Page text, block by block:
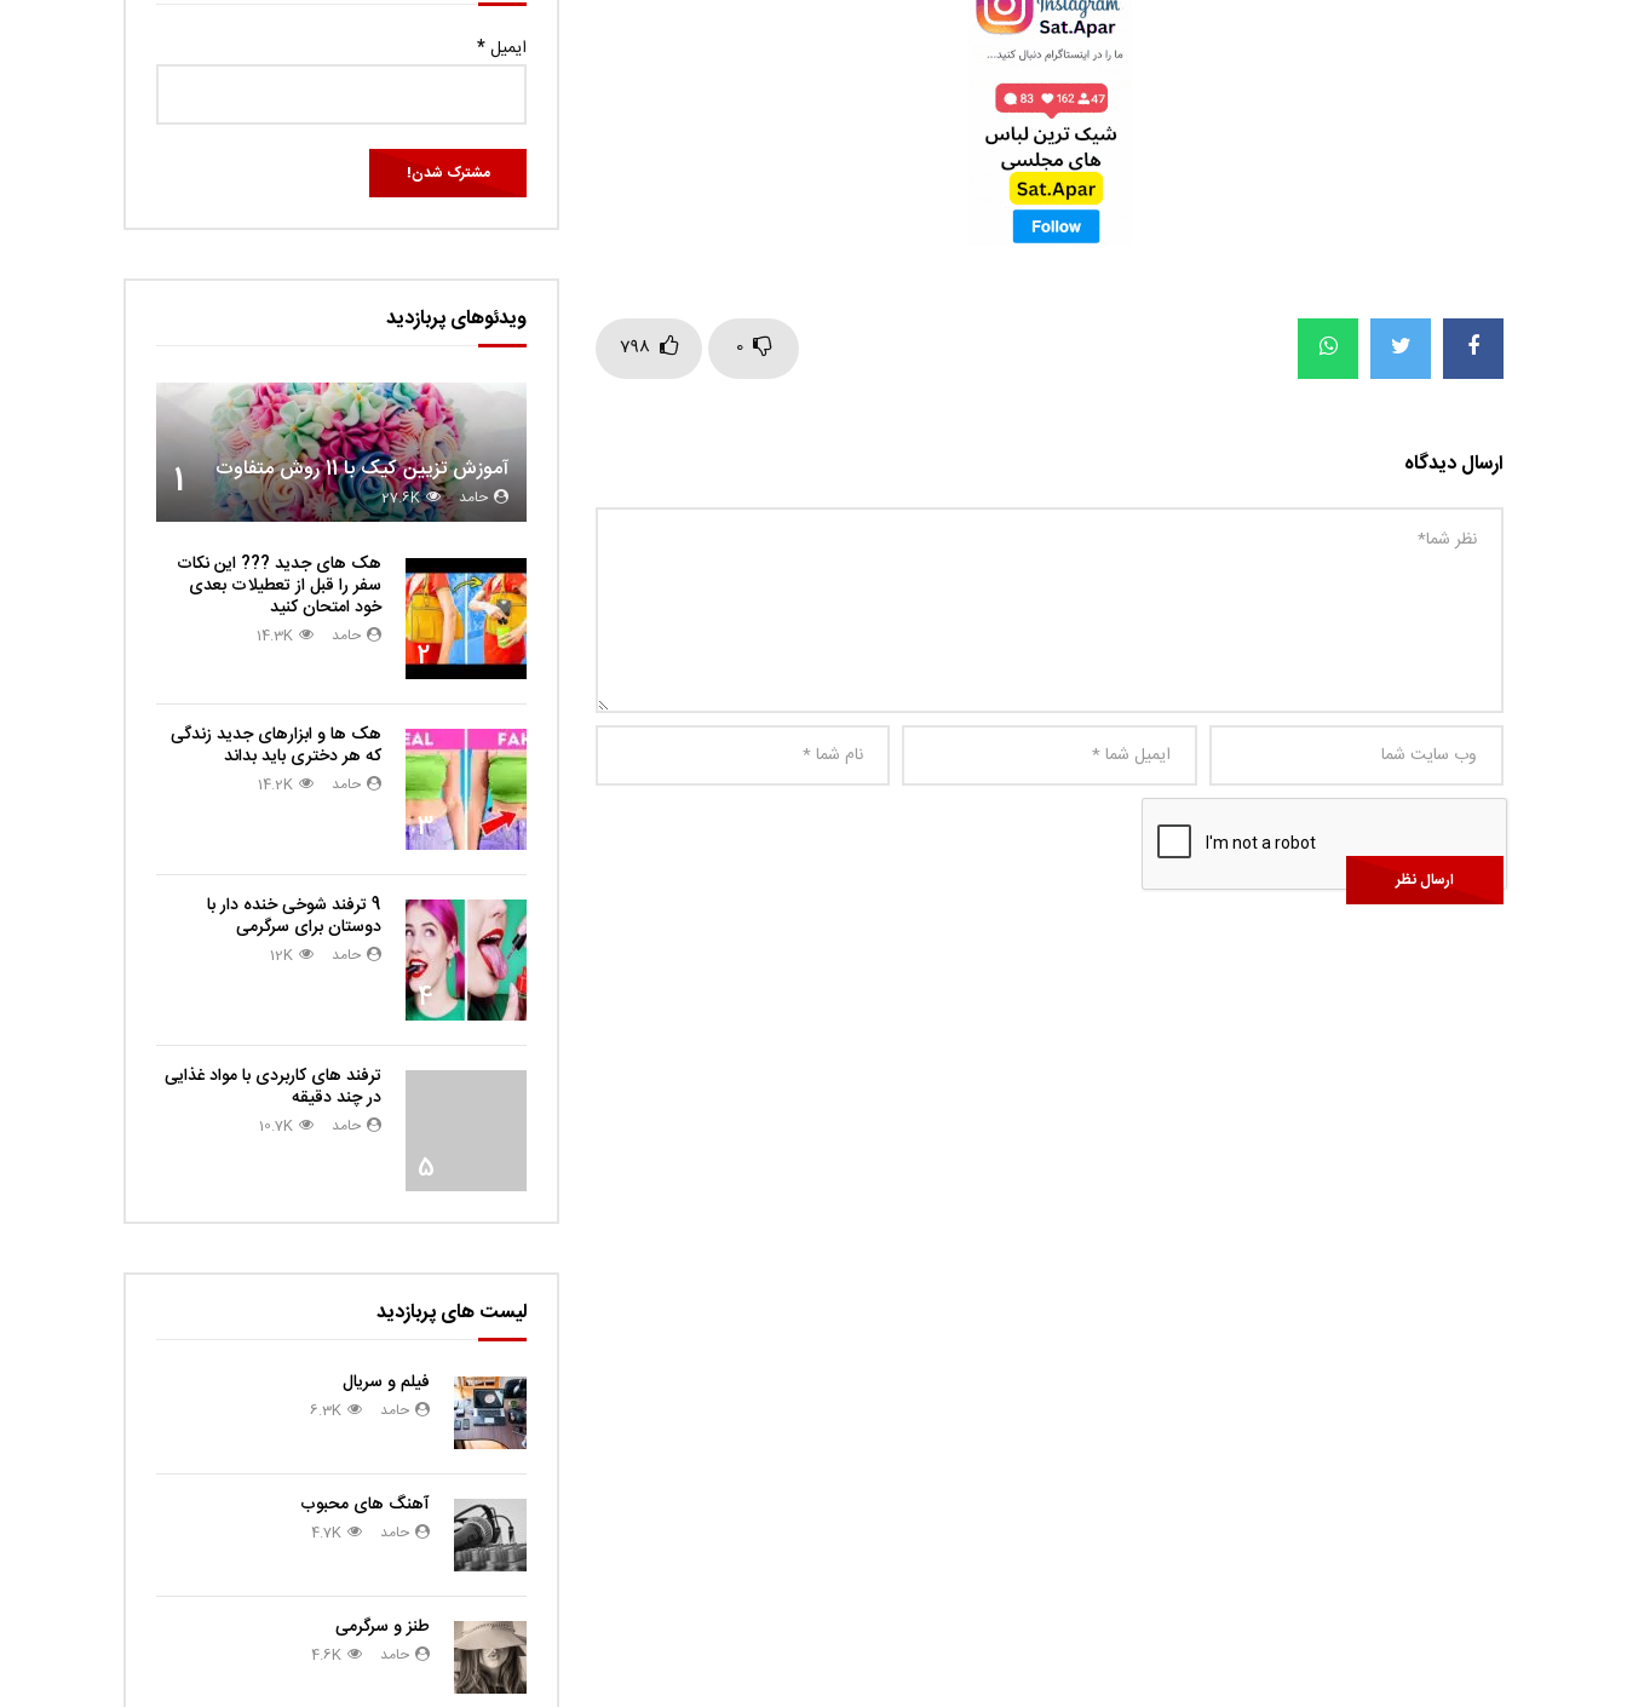
798 0
ارسال دیدگاه
ایمیل*
ویدئوهای پربازدید
1 آموزش تزیین کیک با 11 روش متفاوت
حامد 27.6K
2
هک های جدید ??️? این نکات
سفر را قبل از تعطیلات بعدی
خود امتحان کنید
حامد 14.3K
3
هک ها و ابزارهای جدید زندگی
که هر دختری باید بداند
حامد 14.2K
4
9 ترفند شوخی خنده دار با
دوستان برای سرگرمی
حامد 12K
5
ترفند های کاربردی با مواد غذایی
در چند دقیقه
حامد 10.7K
لیست های پربازدید
فیلم و سریال
حامد 6.3K
آهنگ های محبوب
حامد 4.7K
طنز و سرگرمی
حامد 4.6K